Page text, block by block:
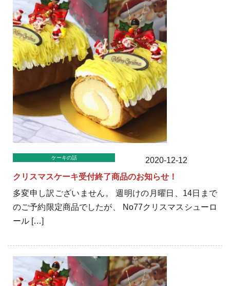
ケーキの話
2020-12-12
クリスマスケーキ受付終了商品のお知らせ！
多変申し訳ございません。 週明けの月曜日、14日まで
のご予約限定商品でしたが、 No77クリスマスシューロ
ール […]